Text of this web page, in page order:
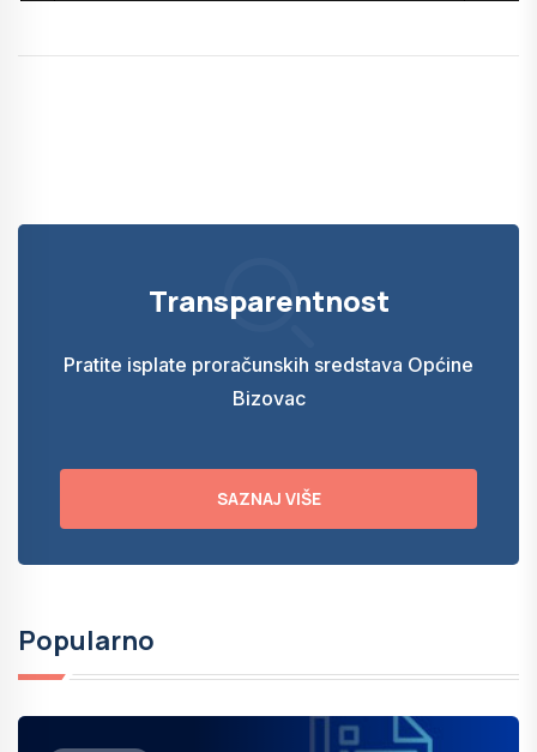
Transparentnost
Pratite isplate proračunskih sredstava Općine
Bizovac
SAZNAJ VIŠE
Popularno